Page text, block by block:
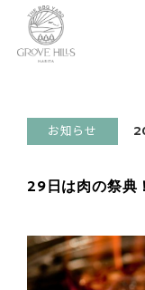
お知らせ
29日は肉の祭典